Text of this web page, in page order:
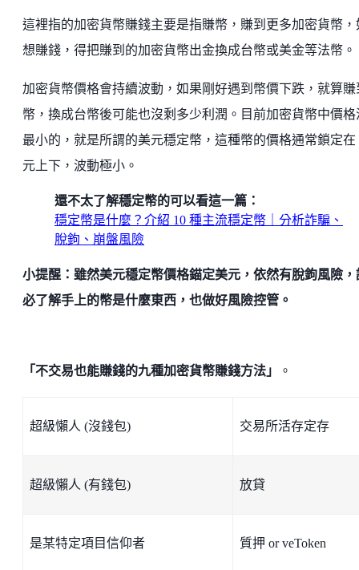
這裡指的加密貨幣賺錢主要是指賺幣，賺到更多加密貨幣，
想賺錢，得把賺到的加密貨幣出金換成台幣或美金等法幣。
加密貨幣價格會持續波動，如果剛好遇到幣價下跌，就算賺
幣，換成台幣後可能也沒剩多少利潤。目前加密貨幣中價格
最小的，就是所謂的美元穩定幣，這種幣的價格通常鎖定在
元上下，波動極小。
還不太了解穩定幣的可以看這一篇：
穩定幣是什麼？介紹 10 種主流穩定幣｜分析詐騙、
脫鉤、崩盤風險
小提醒：雖然美元穩定幣價格錨定美元，依然有脫鉤風險，
必了解手上的幣是什麼東西，也做好風險控管。
「不交易也能賺錢的九種加密貨幣賺錢方法」 。
超級懶人 (沒錢包) 交易所活存定存
超級懶人 (有錢包) 放貸
是某特定項目信仰者 質押 or veToken